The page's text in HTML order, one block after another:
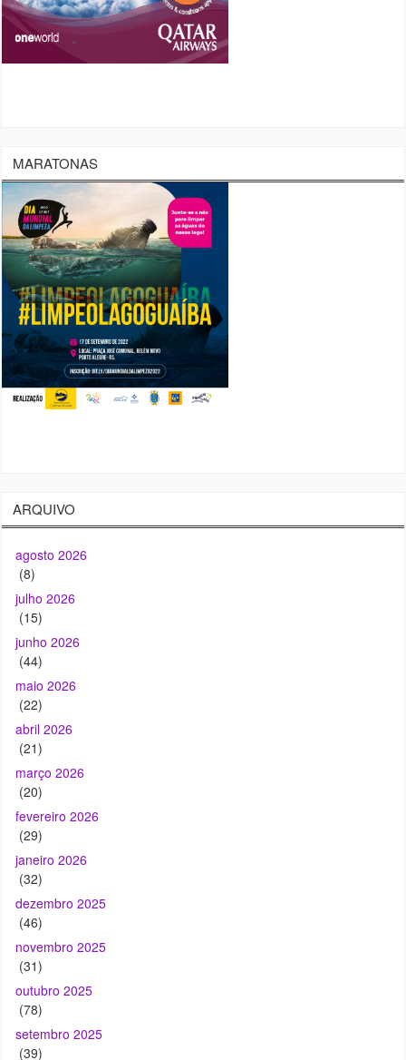
MARATONAS
ARQUIVO
agosto 2026
(8)
julho 2026
(15)
junho 2026
(44)
maio 2026
(22)
abril 2026
(21)
março 2026
(20)
fevereiro 2026
(29)
janeiro 2026
(32)
dezembro 2025
(46)
novembro 2025
(31)
outubro 2025
(78)
setembro 2025
(39)